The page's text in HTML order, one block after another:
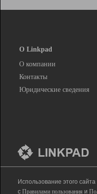
О Linkpad
О компании
Контакты
Юридические сведения
Использование этого
с Правилами пользования и